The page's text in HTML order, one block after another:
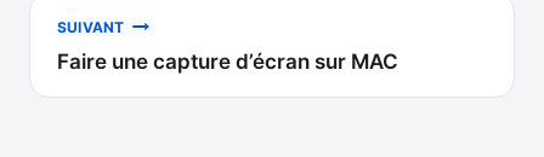
l’article
SUIVANT
Faire une capture d’écran sur MAC